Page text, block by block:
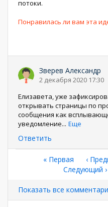
потоки.
Понравилась ли вам эта
Зверев Александр
2 декабря 2020 17:30
Елизавета, уже
открывать страницы по
сообщения как
уведомление... Еще
Ответить
Нумерация
страниц
Первая
страница
« Первая ←
‹
Следующая
Следующий ›
Показать все